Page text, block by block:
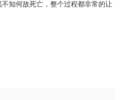
知何故死亡，整个过程都非常的让